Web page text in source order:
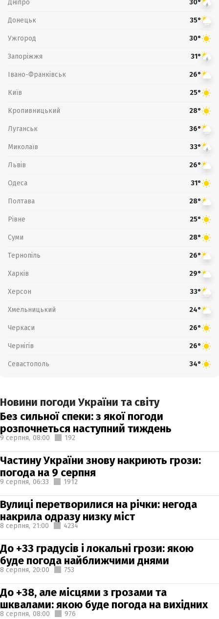
Дніпро 30°
Донецьк 35°
Ужгород 30°
Запоріжжя 31°
Івано-Франківськ 26°
Київ 25°
Кропивницький 28°
Луганськ 36°
Миколаїв 33°
Львів 26°
Одеса 31°
Полтава 28°
Рівне 25°
Суми 28°
Тернопіль 26°
Харків 29°
Херсон 33°
Хмельницький 24°
Черкаси 26°
Чернігів 26°
Севастополь 34°
Новини погоди України та світу
Без сильної спеки: з якої погоди
розпочнеться наступний тиждень
9 серпня, 08:00 192
Частину України знову накриють грози:
погода на 9 серпня
9 серпня, 06:33 1912
Вулиці перетворилися на річки: негода
накрила одразу низку міст
8 серпня, 21:00 4234
До +33 градусів і локальні грози: якою
буде погода найближчими днями
8 серпня, 20:00 753
До +38, але місцями з грозами та
шквалами: якою буде погода на вихідних
8 серпня, 08:00 976